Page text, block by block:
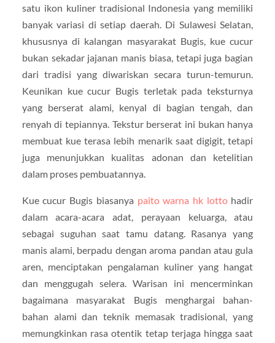
satu ikon kuliner tradisional Indonesia yang memiliki
banyak variasi di setiap daerah. Di Sulawesi Selatan,
khususnya di kalangan masyarakat Bugis, kue cucur
bukan sekadar jajanan manis biasa, tetapi juga bagian
dari tradisi yang diwariskan secara turun-temurun.
Keunikan kue cucur Bugis terletak pada teksturnya
yang berserat alami, kenyal di bagian tengah, dan
renyah di tepiannya. Tekstur berserat ini bukan hanya
membuat kue terasa lebih menarik saat digigit, tetapi
juga menunjukkan kualitas adonan dan ketelitian
dalam proses pembuatannya.
Kue cucur Bugis biasanya paito warna hk lottohadir
dalam acara-acara adat, perayaan keluarga, atau
sebagai suguhan saat tamu datang. Rasanya yang
manis alami, berpadu dengan aroma pandan atau gula
aren, menciptakan pengalaman kuliner yang hangat
dan menggugah selera. Warisan ini mencerminkan
bagaimana masyarakat Bugis menghargai bahan-
bahan alami dan teknik memasak tradisional, yang
memungkinkan rasa otentik tetap terjaga hingga saat